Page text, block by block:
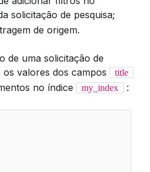
solicitação de pesquisa;
de origem.
de uma solicitação de
valores dos campos
title
no índice my_index :